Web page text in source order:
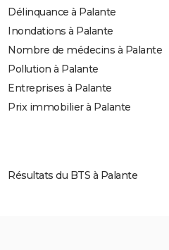
Délinquance à Palante
Inondations à Palante
Nombre de médecins à Palante
Pollution à Palante
Entreprises à Palante
Prix immobilier à Palante
Résultats du BTS à Palante